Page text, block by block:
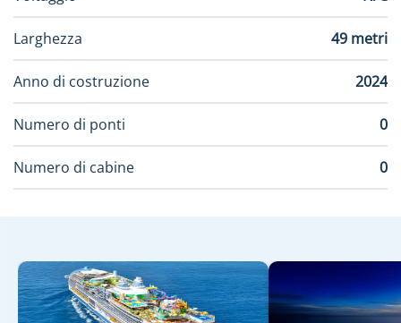
Larghezza 49 metri
Anno di costruzione 2024
Numero di ponti 0
Numero di cabine 0